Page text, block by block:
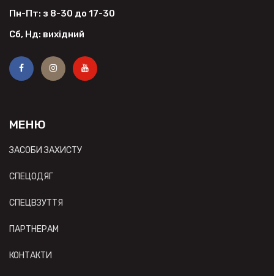
Пн-Пт: з 8-30 до 17-30
Сб, Нд: вихідний
МЕНЮ
ЗАСОБИ ЗАХИСТУ
СПЕЦОДЯГ
СПЕЦВЗУТТЯ
ПАРТНЕРАМ
КОНТАКТИ